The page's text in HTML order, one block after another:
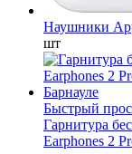
Наушники
шт
Быстрый
Гарнитура
Earphones 2